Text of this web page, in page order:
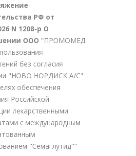
РФ от
N 1208-р О
ООО "ПРОМОМЕД
без согласия
"НОВО НОРДИСК А/С"
обеспечения
Российской
лекарственными
с международным
"Семаглутид""